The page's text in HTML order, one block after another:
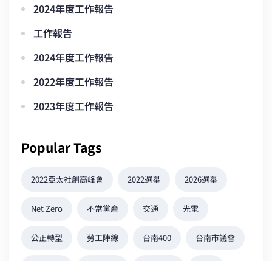
2024年度工作報告
工作報告
2024年度工作報告
2022年度工作報告
2023年度工作報告
Popular Tags
2022亞太社創高峰會 2022選舉 2026選舉
Net Zero 不當黨產 交通 光電
公正轉型 勞工陣線 台南400 台南市議會